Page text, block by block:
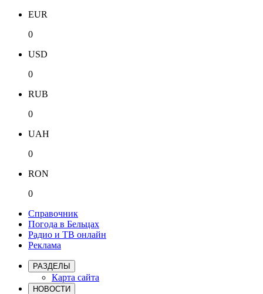
EUR
0
USD
0
RUB
0
UAH
0
RON
0
Справочник
Погода в Бельцах
Радио и ТВ онлайн
Реклама
РАЗДЕЛЫ
Карта сайта
НОВОСТИ